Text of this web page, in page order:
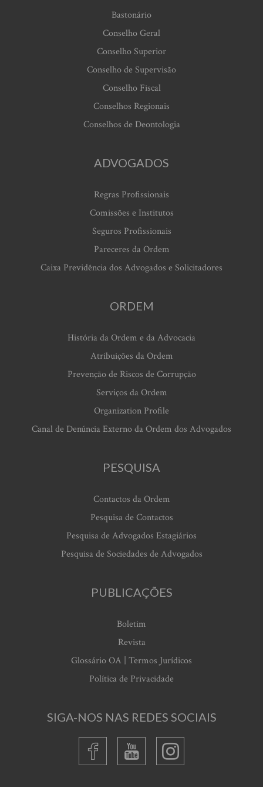
Bastonário
Conselho Geral
Conselho Superior
Conselho de Supervisão
Conselho Fiscal
Conselhos Regionais
Conselhos de Deontologia
ADVOGADOS
Regras Profissionais
Comissões e Institutos
Seguros Profissionais
Pareceres da Ordem
Caixa Previdência dos Advogados e Solicitadores
ORDEM
História da Ordem e da Advocacia
Atribuições da Ordem
Prevenção de Riscos de Corrupção
Serviços da Ordem
Organization Profile
Canal de Denúncia Externo da Ordem dos Advogados
PESQUISA
Contactos da Ordem
Pesquisa de Contactos
Pesquisa de Advogados Estagiários
Pesquisa de Sociedades de Advogados
PUBLICAÇÕES
Boletim
Revista
Glossário OA | Termos Jurídicos
Política de Privacidade
SIGA-NOS NAS REDES SOCIAIS